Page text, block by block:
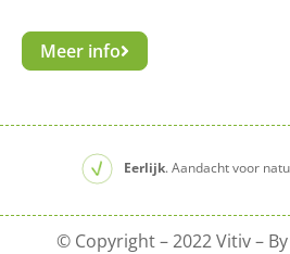
Meer info
Eerlijk. Aandacht voor
© Copyright – 2022 Vitiv – By